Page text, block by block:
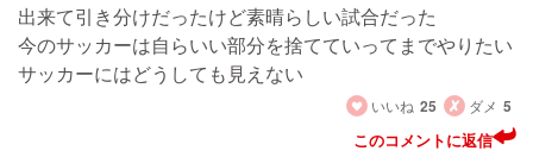
出来て引き分けだったけど素晴らしい試合だった
今のサッカーは自らいい部分を捨てていってまでやりたい
サッカーにはどうしても見えない
いいね 25 ダメ 5
このコメントに返信